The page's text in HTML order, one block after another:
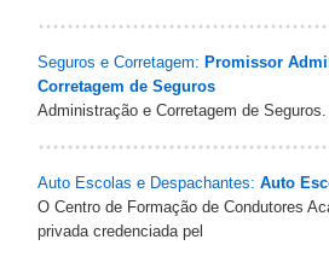
Seguros e Corretagem: Promissor
Corretagem de Seguros‎
Administração e Corretagem de Seguros‎.
Auto Escolas e Despachantes: Auto
O Centro de Formação de Condutores
privada credenciada pel